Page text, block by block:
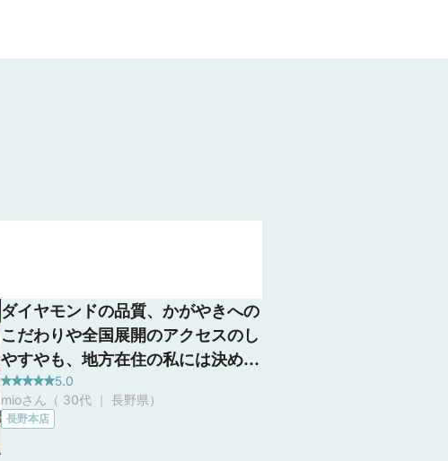
ダイヤモンドの品質、かがやきへの
こだわりや全国展開のアクセスのし
やすやも、地方在住の私には決め手
でした。 また接客が大変気持ちの
良いもので、何も考えずにちょっと
見てみよう、くらいの気持ちで伺
5.0
mioさん（ 30代 ｜ 長野県）
長野本店